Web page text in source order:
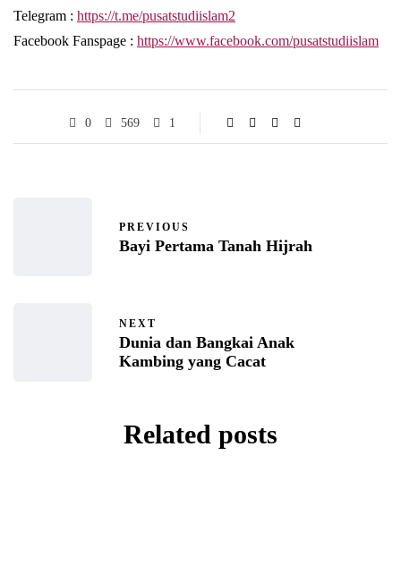
Telegram : https://t.me/pusatstudiislam2
Facebook Fanspage : https://www.facebook.com/pusatstudiislam
0 569 1
PREVIOUS
Bayi Pertama Tanah Hijrah
NEXT
Dunia dan Bangkai Anak
Kambing yang Cacat
Related posts